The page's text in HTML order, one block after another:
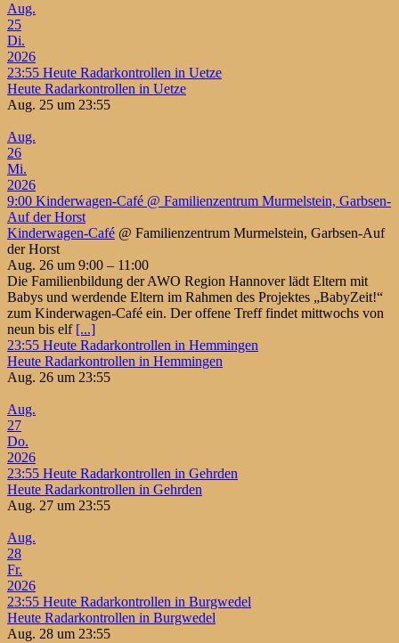
Aug.
25
Di.
2026
23:55 Heute Radarkontrollen in Uetze
Heute Radarkontrollen in Uetze
Aug. 25 um 23:55
Aug.
26
Mi.
2026
9:00 Kinderwagen-Café @ Familienzentrum Murmelstein, Garbsen-
Auf der Horst
Kinderwagen-Café @ Familienzentrum Murmelstein, Garbsen-Auf
der Horst
Aug. 26 um 9:00 – 11:00
Die Familienbildung der AWO Region Hannover lädt Eltern mit
Babys und werdende Eltern im Rahmen des Projektes „BabyZeit!“
zum Kinderwagen-Café ein. Der offene Treff findet mittwochs von
neun bis elf [...]
23:55 Heute Radarkontrollen in Hemmingen
Heute Radarkontrollen in Hemmingen
Aug. 26 um 23:55
Aug.
27
Do.
2026
23:55 Heute Radarkontrollen in Gehrden
Heute Radarkontrollen in Gehrden
Aug. 27 um 23:55
Aug.
28
Fr.
2026
23:55 Heute Radarkontrollen in Burgwedel
Heute Radarkontrollen in Burgwedel
Aug. 28 um 23:55